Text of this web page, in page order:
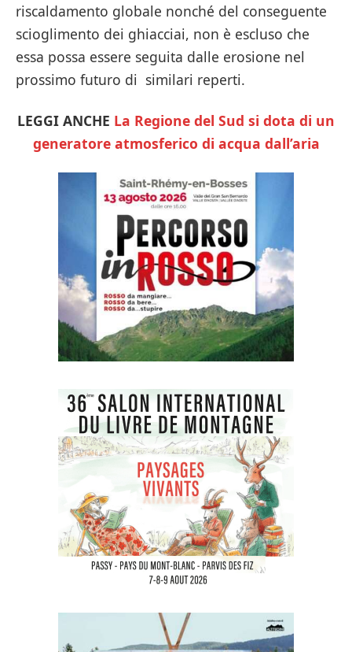
riscaldamento globale nonché del conseguente
scioglimento dei ghiacciai, non è escluso che
essa possa essere seguita dalle erosione nel
prossimo futuro di similari reperti.
LEGGI ANCHE La Regione del Sud si dota di un
generatore atmosferico di acqua dall’aria